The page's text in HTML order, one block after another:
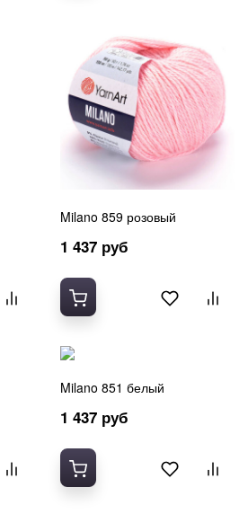
Milano 859 розовый
1 437 руб
Milano 851 белый
1 437 руб